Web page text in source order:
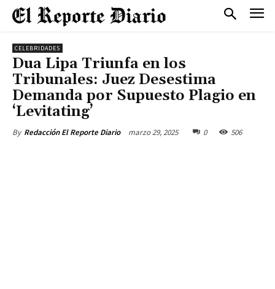
CELEBRIDADES
Dua Lipa Triunfa en los
Tribunales: Juez Desestima
Demanda por Supuesto Plagio en
‘Levitating’
By Redacción El Reporte Diario marzo 29, 2025 0 506